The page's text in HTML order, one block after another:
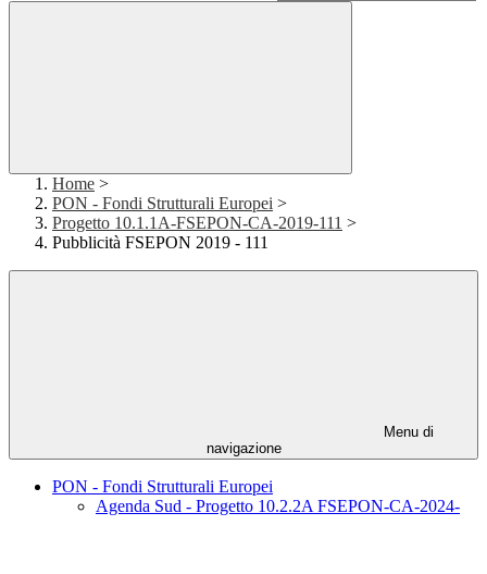
Home >
PON - Fondi Strutturali Europei >
Progetto 10.1.1A-FSEPON-CA-2019-111 >
Pubblicità FSEPON 2019 - 111
Menu di
navigazione
PON - Fondi Strutturali Europei
Agenda Sud - Progetto 10.2.2A FSEPON-CA-2024-